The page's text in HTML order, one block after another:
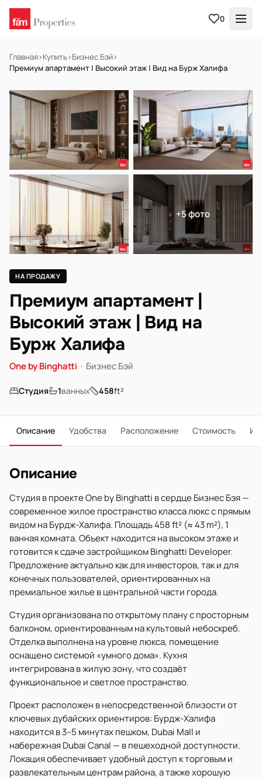
0
Главная›Купить›Бизнес Бэй›
Премиум апартамент | Высокий этаж | Вид на Бурж Халифа
НА ПРОДАЖУ Off-plan
+5 фото
НА ПРОДАЖУ
Премиум апартамент |
Высокий этаж | Вид на
Бурж Халифа
One by Binghatti · Бизнес Бэй
Студия 1ванных 458ft²
Описание Удобства Расположение Стоимость
Описание
Студия в проекте One by Binghatti в сердце Бизнес Бэя —
современное жилое пространство класса люкс с прямым
видом на Бурдж-Халифа. Площадь 458 ft² (≈ 43 m²), 1
ванная комната. Объект находится на высоком этаже и
готовится к сдаче застройщиком Binghatti Developer.
Предложение актуально как для инвесторов, так и для
конечных пользователей, ориентированных на
премиальное жилье в центральной части города.
Студия организована по открытому плану с просторным
балконом, ориентированным на культовый небоскреб.
Отделка выполнена на уровне люкса, помещение
оснащено системой «умного дома». Кухня
интегрирована в жилую зону, что создаёт
функциональное и светлое пространство.
Проект расположен в непосредственной близости от
ключевых дубайских ориентиров: Бурдж-Халифа
находится в 3–5 минутах пешком, Dubai Mall и
набережная Dubai Canal — в пешеходной доступности.
Локация обеспечивает удобный доступ к торговым и
развлекательным центрам района, а также хорошую